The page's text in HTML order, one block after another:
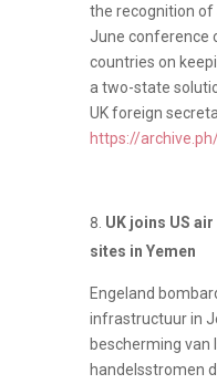
the recognition of
June conference
countries on
a two-state
UK foreign
https://
UK joins US
sites in Yemen
Engeland
infrastructuur in
bescherming van
handelsstromen